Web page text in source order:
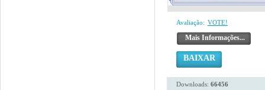
Avaliação: VOTE!
Mais Informações...
BAIXAR
Downloads: 66456